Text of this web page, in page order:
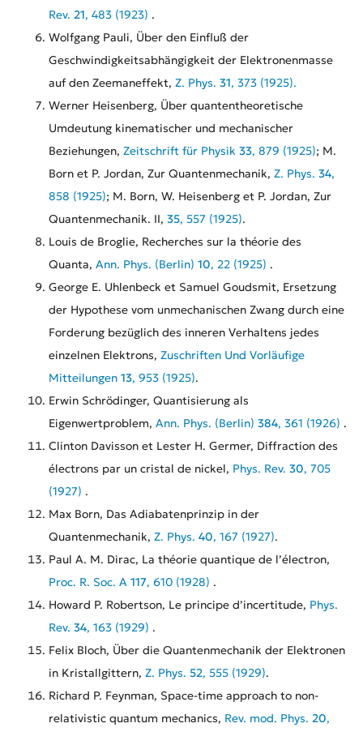
Rev. 21, 483 (1923) .
Wolfgang Pauli, Über den Einfluß der
Geschwindigkeitsabhängigkeit der Elektronenmasse
auf den Zeemaneffekt, Z. Phys. 31, 373 (1925).
Werner Heisenberg, Über quantentheoretische
Umdeutung kinematischer und mechanischer
Beziehungen, Zeitschrift für Physik 33, 879 (1925); M.
Born et P. Jordan, Zur Quantenmechanik, Z. Phys. 34,
858 (1925); M. Born, W. Heisenberg et P. Jordan, Zur
Quantenmechanik. II, 35, 557 (1925).
Louis de Broglie, Recherches sur la théorie des
Quanta, Ann. Phys. (Berlin) 10, 22 (1925) .
George E. Uhlenbeck et Samuel Goudsmit, Ersetzung
der Hypothese vom unmechanischen Zwang durch eine
Forderung bezüglich des inneren Verhaltens jedes
einzelnen Elektrons, Zuschriften Und Vorläufige
Mitteilungen 13, 953 (1925).
Erwin Schrödinger, Quantisierung als
Eigenwertproblem, Ann. Phys. (Berlin) 384, 361 (1926) .
Clinton Davisson et Lester H. Germer, Diffraction des
électrons par un cristal de nickel, Phys. Rev. 30, 705
(1927) .
Max Born, Das Adiabatenprinzip in der
Quantenmechanik, Z. Phys. 40, 167 (1927).
Paul A. M. Dirac, La théorie quantique de l’électron,
Proc. R. Soc. A 117, 610 (1928) .
Howard P. Robertson, Le principe d’incertitude, Phys.
Rev. 34, 163 (1929) .
Felix Bloch, Über die Quantenmechanik der Elektronen
in Kristallgittern, Z. Phys. 52, 555 (1929).
Richard P. Feynman, Space-time approach to non-
relativistic quantum mechanics, Rev. mod. Phys. 20,